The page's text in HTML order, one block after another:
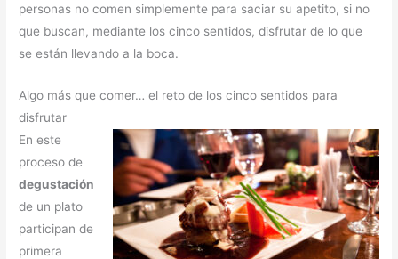
personas no comen simplemente para saciar su apetito, si no
que buscan, mediante los cinco sentidos, disfrutar de lo que
se están llevando a la boca.
Algo más que comer… el reto de los cinco sentidos para
disfrutar
En este
proceso de
degustación
de un plato
participan de
primera